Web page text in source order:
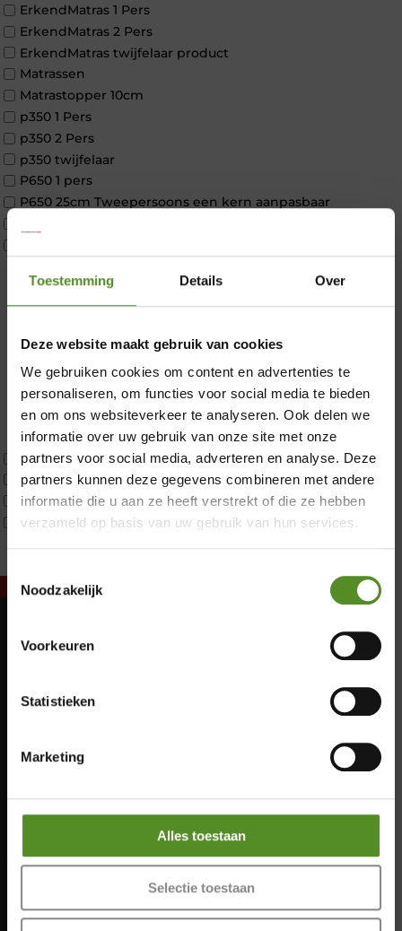
Toestemming Details Over
Deze website maakt gebruik van cookies
We gebruiken cookies om content en advertenties te
personaliseren, om functies voor social media te bieden
en om ons websiteverkeer te analyseren. Ook delen we
informatie over uw gebruik van onze site met onze
partners voor social media, adverteren en analyse. Deze
partners kunnen deze gegevens combineren met andere
informatie die u aan ze heeft verstrekt of die ze hebben
verzameld op basis van uw gebruik van hun services.
Noodzakelijk
Voorkeuren
Statistieken
Marketing
Alles toestaan
Selectie toestaan
ErkendMatras 1 Pers
ErkendMatras 2 Pers
ErkendMatras twijfelaar product
Matrassen
Matrastopper 10cm
p350 1 Pers
p350 2 Pers
p350 twijfelaar
P650 1 pers
P650 25cm Tweepersoons een kern aanpasbaar
1 persoon
2 personen
Twijfelaar
Materiaal
Koudschuim
Latex
Traagschuim
Tweepersoons 1 kern
Tweepersoons 1 kern product
Tweepersoons 2 kernen
Webshop Only Collectie
Maandag: Gesloten
Woensdag: Gesloten
Zaterdag: 12:00 – 17:00
Vrijdag 12:00 – 17:00
×